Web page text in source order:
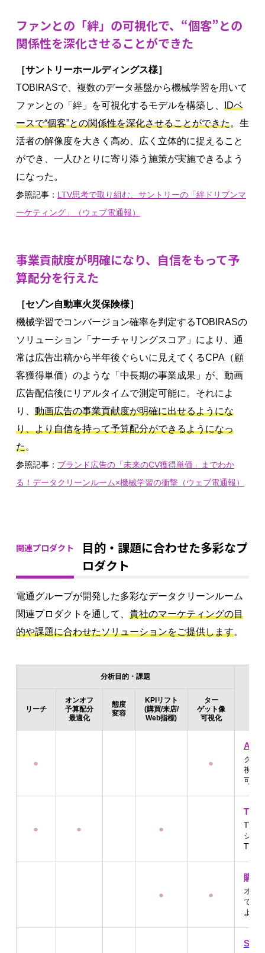
ファンとの「絆」の可視化で、“個客”との
関係性を深化させることができた
［サントリーホールディングス様］
TOBIRASで、複数のデータ基盤から機械学習を用いて
ファンとの「絆」を可視化するモデルを構築し、 IDベ
ースで“個客”との関係性を深化させることができた。生
活者の解像度を大きく高め、広く立体的に捉えること
ができ、一人ひとりに寄り添う施策が実施できるよう
になった。
参照記事： LTV思考で取り組む、サントリーの「絆ドリブンマ
ーケティング」（ウェブ電通報）
事業貢献度が明確になり、自信をもって予
算配分を行えた
［セゾン自動車火災保険様］
機械学習でコンバージョン確率を判定するTOBIRASの
ソリューション「ナーチャリングスコア」により、通
常は広告出稿から半年後ぐらいに見えてくるCPA（顧
客獲得単価）のような「中長期の事業成果」が、動画
広告配信後にリアルタイムで測定可能に。それによ
り、 動画広告の事業貢献度が明確に出せるようにな
り、より自信を持って予算配分ができるようになっ
た。
参照記事： ブランド広告の「未来のCV獲得単価」までわか
る！データクリーンルーム×機械学習の衝撃（ウェブ電通報）
関連プロダクト
目的・課題に合わせた多彩なプ
ロダクト
電通グループが開発した多彩なデータクリーンルーム
関連プロダクトを通して、 貴社のマーケティングの目
的や課題に合わせたソリューションをご提供します。
分析目的・課題
リーチ
オンオフ
予算配分
最適化
態度
変容
KPIリフト
(購買/来店/
Web指標)
ター
ゲット像
可視化
● ●
クリ
視化
可能
● ● ●
ジタ
● ●
購買
オフ
で、
より
SP